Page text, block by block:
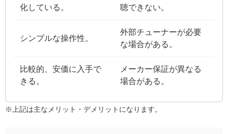
化している。
聴できない。
シンプルな操作性。
外部チューナーが必要
な場合がある。
比較的、安価に入手で
きる。
メーカー保証が異なる
場合がある。
※上記は主なメリット・デメリットになります。